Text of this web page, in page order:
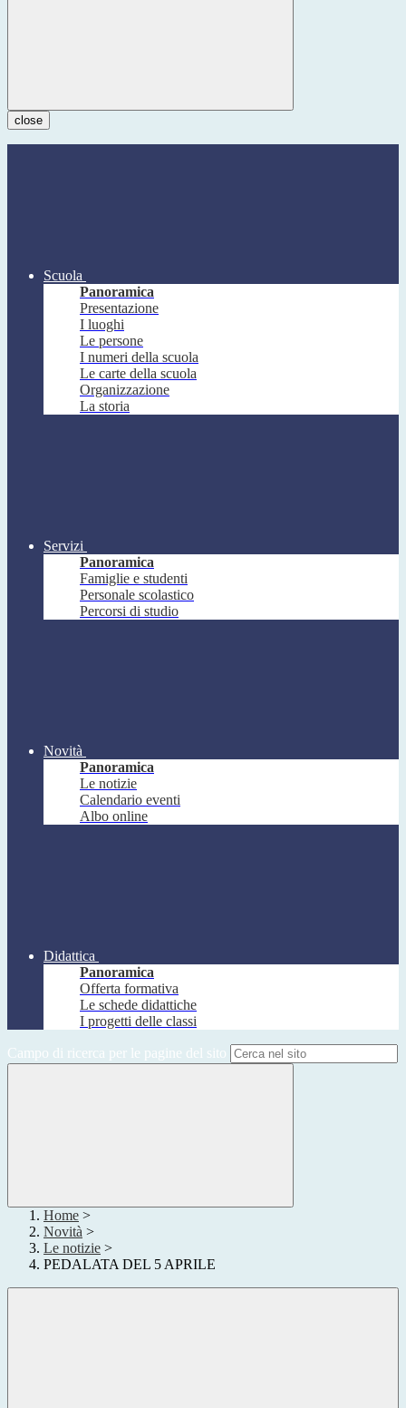
close
Scuola
Panoramica
Presentazione
I luoghi
Le persone
I numeri della scuola
Le carte della scuola
Organizzazione
La storia
Servizi
Panoramica
Famiglie e studenti
Personale scolastico
Percorsi di studio
Novità
Panoramica
Le notizie
Calendario eventi
Albo online
Didattica
Panoramica
Offerta formativa
Le schede didattiche
I progetti delle classi
Campo di ricerca per le pagine del sito
Home >
Novità >
Le notizie >
PEDALATA DEL 5 APRILE